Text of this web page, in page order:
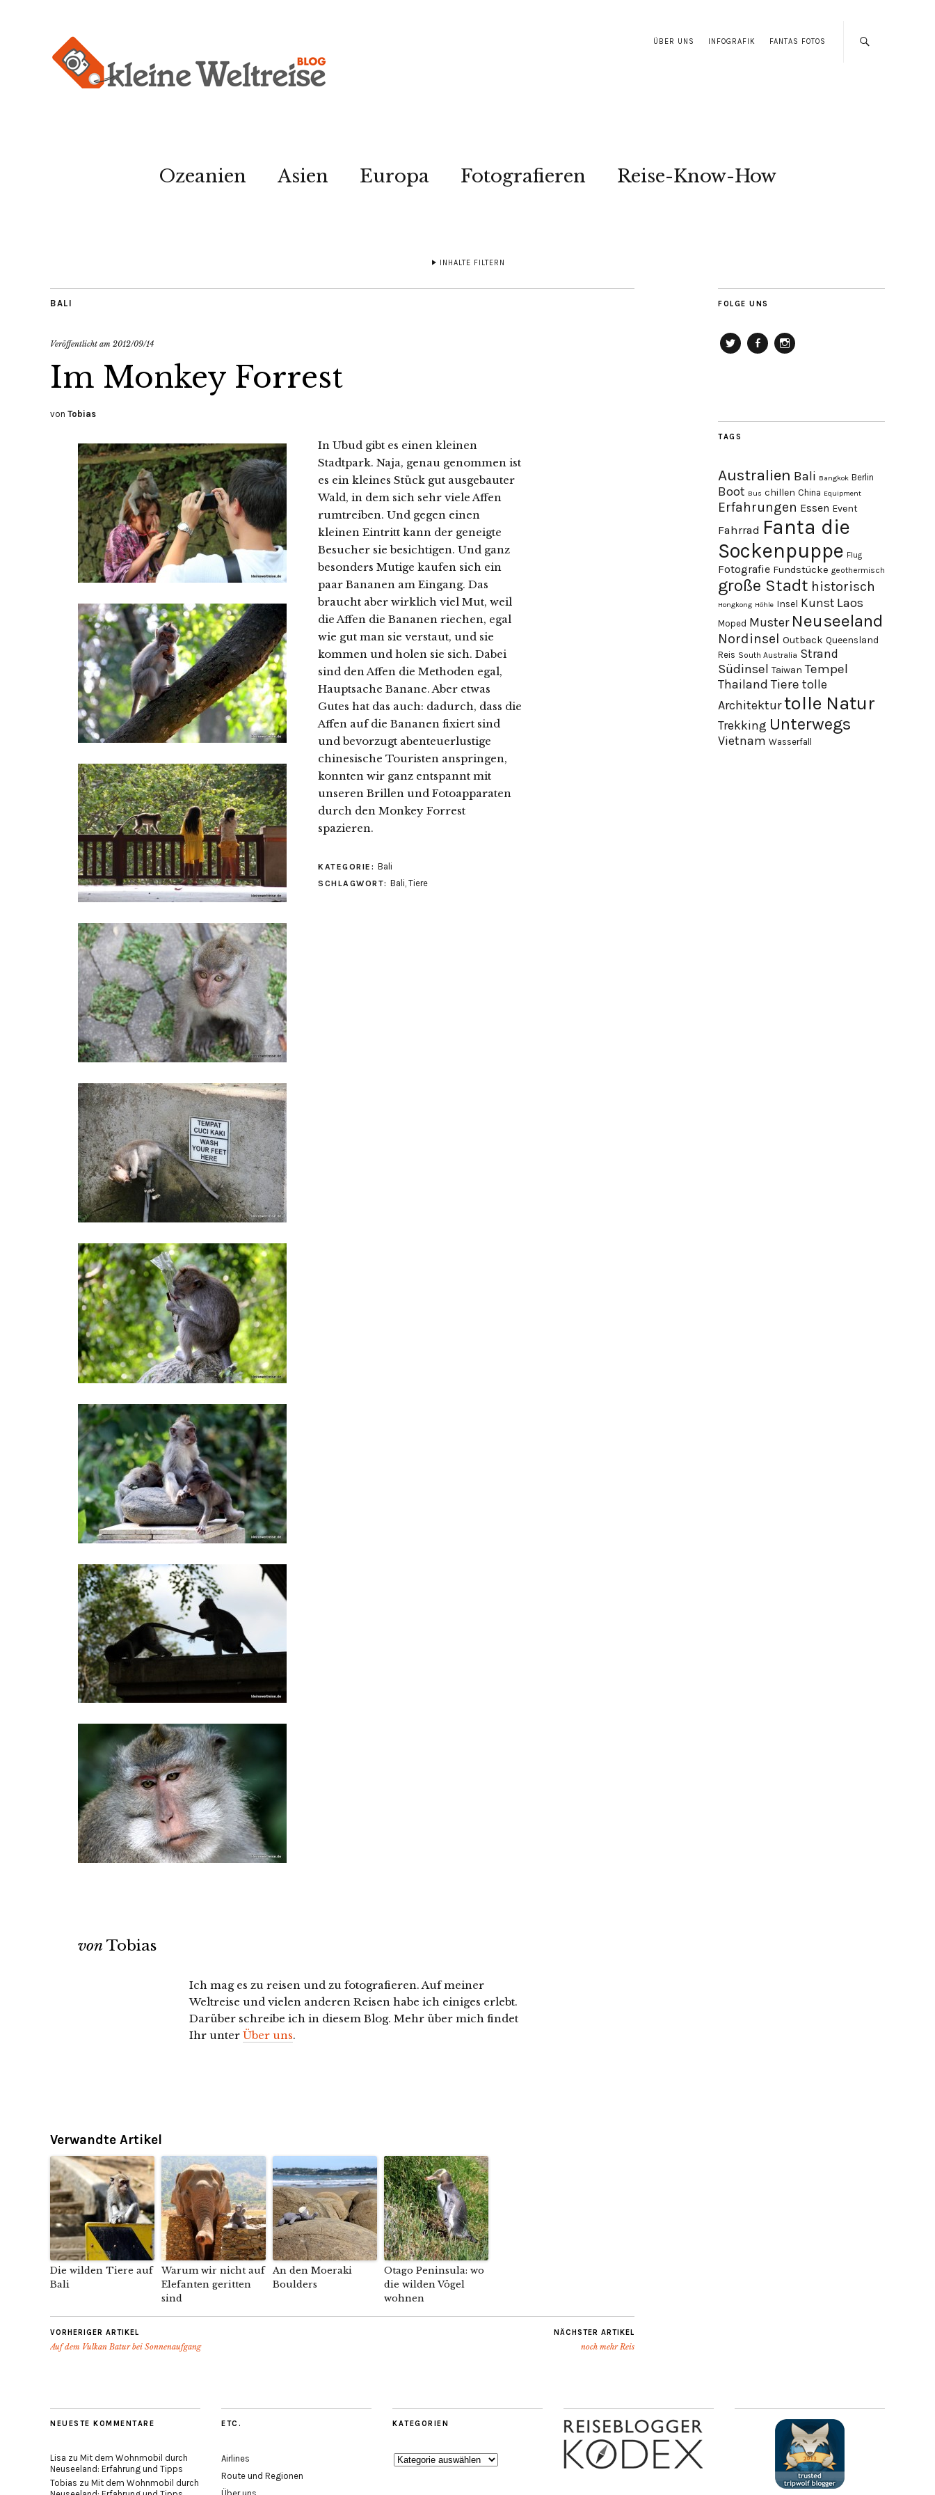
ÜBER UNS INFOGRAFIK FANTAS FOTOS
Ozeanien Asien Europa Fotografieren Reise-Know-How
INHALTE FILTERN
BALI
Veröffentlicht am 2012/09/14
Im Monkey Forrest
von Tobias
In Ubud gibt es einen kleinen
Stadtpark. Naja, genau genommen ist
es ein kleines Stück gut ausgebauter
Wald, in dem sich sehr viele Affen
rumtreiben. Und gegen einen
kleinen Eintritt kann der geneigte
Besucher sie besichtigen. Und ganz
besonders Mutige kaufen sich ein
paar Bananen am Eingang. Das
braucht aber wirklich viel Mut, weil
die Affen die Bananen riechen, egal
wie gut man sie verstaut, und sie
kommen und holen sie sich. Dabei
sind den Affen die Methoden egal,
Hauptsache Banane. Aber etwas
Gutes hat das auch: dadurch, dass die
Affen auf die Bananen fixiert sind
und bevorzugt abenteuerlustige
chinesische Touristen anspringen,
konnten wir ganz entspannt mit
unseren Brillen und Fotoapparaten
durch den Monkey Forrest
spazieren.
KATEGORIE: Bali
SCHLAGWORT: Bali, Tiere
von Tobias
Ich mag es zu reisen und zu fotografieren. Auf meiner
Weltreise und vielen anderen Reisen habe ich einiges erlebt.
Darüber schreibe ich in diesem Blog. Mehr über mich findet
Ihr unter Über uns.
Verwandte Artikel
Die wilden Tiere auf
Bali
Warum wir nicht auf
Elefanten geritten
sind
An den Moeraki
Boulders
Otago Peninsula: wo
die wilden Vögel
wohnen
VORHERIGER ARTIKEL
Auf dem Vulkan Batur bei Sonnenaufgang
NÄCHSTER ARTIKEL
noch mehr Reis
FOLGE UNS
TAGS
Australien Bali Bangkok Berlin
Boot Bus chillen China Equipment
Erfahrungen Essen Event
Fahrrad Fanta die
Sockenpuppe Flug
Fotografie Fundstücke geothermisch
große Stadt historisch
Hongkong Höhle Insel Kunst Laos
Moped Muster Neuseeland
Nordinsel Outback Queensland
Reis South Australia Strand
Südinsel Taiwan Tempel
Thailand Tiere tolle
Architektur tolle Natur
Trekking Unterwegs
Vietnam Wasserfall
NEUESTE KOMMENTARE
Lisa zu Mit dem Wohnmobil durch
Neuseeland: Erfahrung und Tipps
Tobias zu Mit dem Wohnmobil durch
ETC.
Airlines
Route und Regionen
KATEGORIEN
Kategorien